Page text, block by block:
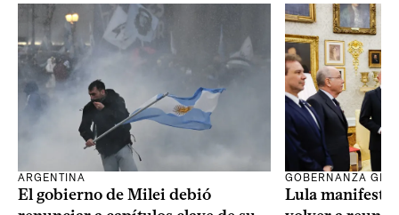
ARGENTINA
El gobierno de Milei debió
GOBERNANZA
Lula manifestó